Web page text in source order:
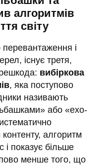
алгоритмів
світу
і
існує третя,
вибіркова
, яка поступово
називають
або «ехо-
контенту, алгоритм
показує більше
менше того, що